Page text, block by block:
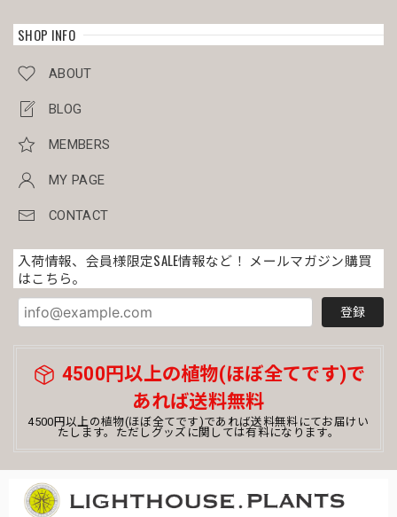
SHOP INFO
ABOUT
BLOG
MEMBERS
MY PAGE
CONTACT
入荷情報、会員様限定SALE情報など！ メールマガジン購買
はこちら。
登録
4500円以上の植物(ほぼ全てです)で
あれば送料無料
4500円以上の植物(ほぼ全てです)であれば送料無料にてお届けい
たします。ただしグッズに関しては有料になります。
うございました。 今回のミイラ梱包も完璧でした。
写真通りのとても綺麗な株が届きました◎ 梱包もとても丁寧
で、配達の手違いか横倒しに置かれていたんですが全く土こ
ぼれもなく綺麗なままでした！すごい！ まだまだオベサ初
まん丸 オベサ / ユーフォルビア
2026/03/12
オベサ初心者です。コメントを読んで購入を決めました。梱
包もしっかりとされていて、土のこぼれなどなくきれいでし